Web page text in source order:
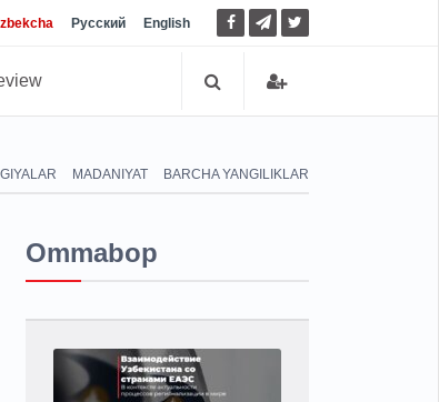
Русский English
MADANIYAT BARCHA YANGILIKLAR
Ommabop